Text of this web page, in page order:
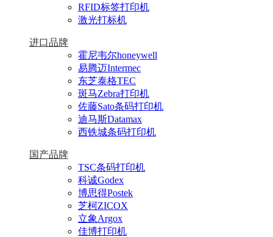
RFID标签打印机
激光打标机
进口品牌
霍尼韦尔honeywell
易腾迈Intermec
东芝泰格TEC
斑马Zebra打印机
佐藤Sato条码打印机
迪马斯Datamax
西铁城条码打印机
国产品牌
TSC条码打印机
科诚Godex
博思得Postek
芝柯ZICOX
立象Argox
佳博打印机